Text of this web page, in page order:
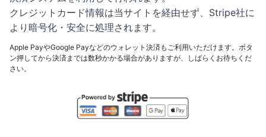
クレジットカード情報は当サイトを経由せず、Stripe社に
より暗号化・安全に処理されます。
Apple PayやGoogle Payなどのウォレット決済もご利用いただけます。ボタ
ン押してから決済までは数秒かかる場合がありますが、しばらくお待ちくだ
さい。